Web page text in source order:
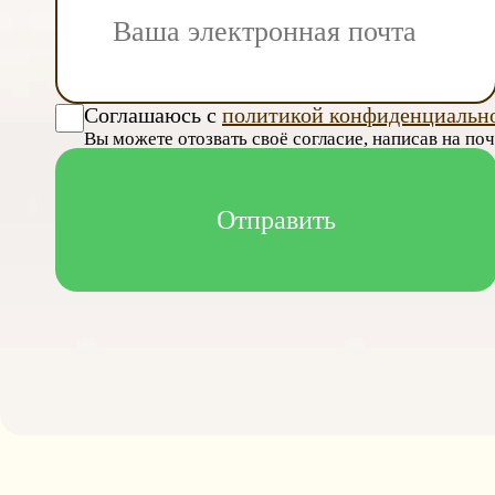
Соглашаюсь с политикой
Вы можете отозвать своё согласие, написав на